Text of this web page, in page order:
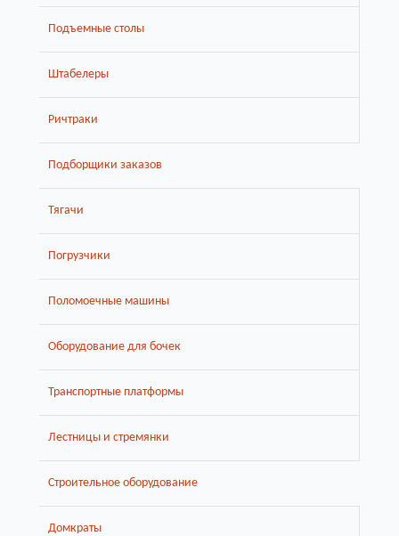
Подъемные столы
Штабелеры
Ричтраки
Подборщики заказов
Тягачи
Погрузчики
Поломоечные машины
Оборудование для бочек
Транспортные платформы
Лестницы и стремянки
Строительное оборудование
Домкраты